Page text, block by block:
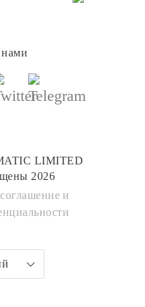
LIMITED
2026
и